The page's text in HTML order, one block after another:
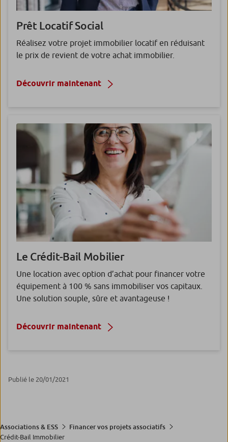
Prêt LocatifSocial
Réalisez votre projet immobilier locatif en réduisant
le prix de revient de votre achat immobilier.
Découvrir maintenant
Le Crédit-Bail Mobilier
Une location avec option d’achat pour financer votre
équipement à 100 % sans immobiliser vos capitaux.
Une solution souple, sûre et avantageuse !
Découvrir maintenant
Publié le 20/01/2021
Associations & ESS
Financer vos projets associatifs
Crédit-Bail Immobilier